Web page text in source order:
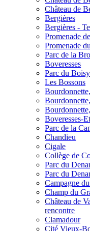
Château de
Bergières
Bergières -
Promenade
Promenade
Parc de la
Boveresses
Parc du Boisy
Les Bossons
Boveresses-
Parc de la
Chandieu
Cigale
Collège de
Parc du
Parc du
Campagne
Champ du
Château de
rencontre
Clamadour
Cité Vieux-